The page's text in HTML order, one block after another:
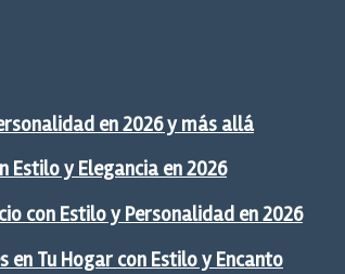
en 2026 y más allá
Estilo y Elegancia en 2026
con Estilo y Personalidad en 2026
en Tu Hogar con Estilo y Encanto